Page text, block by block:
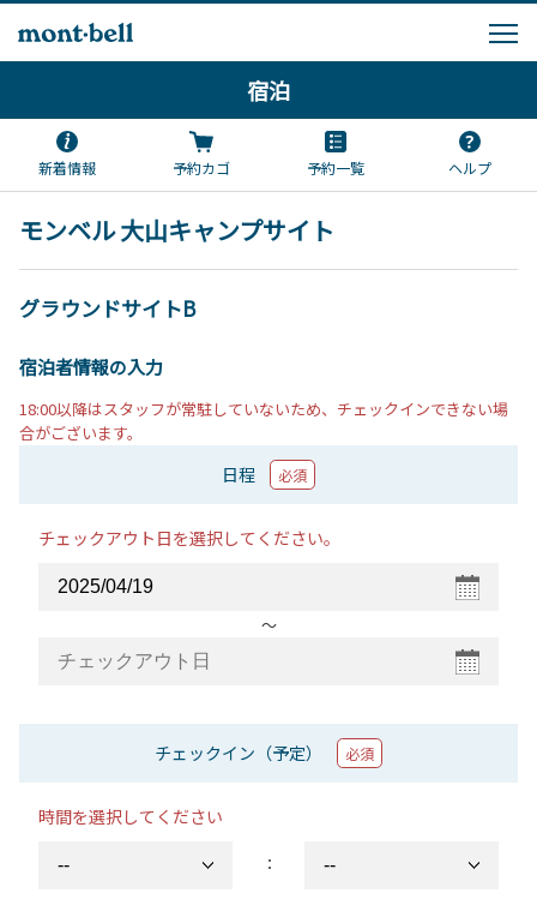
宿泊
新着情報 予約カゴ 予約一覧 ヘルプ
モンベル 大山キャンプサイト
グラウンドサイトB
宿泊者情報の入力
18:00以降はスタッフが常駐していないため、チェックインできない場
合がございます。
日程 必須
チェックアウト日を選択してください。
〜
チェックイン（予定） 必須
時間を選択してください
：